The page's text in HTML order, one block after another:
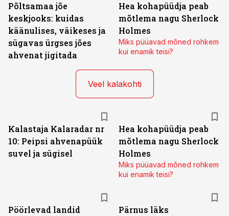
Põltsamaa jõe
keskjooks: kuidas
käänulises, väikeses ja
sügavas ürgses jões
ahvenat jigitada
Hea kohapüüdja peab
mõtlema nagu Sherlock
Holmes
Miks püüavad mõned rohkem
kui enamik teisi?
Veel kalakohti
Kalastaja Kalaradar nr
10: Peipsi ahvenapüük
suvel ja sügisel
Hea kohapüüdja peab
mõtlema nagu Sherlock
Holmes
Miks püüavad mõned rohkem
kui enamik teisi?
Pöörlevad landid
Pärnus läks